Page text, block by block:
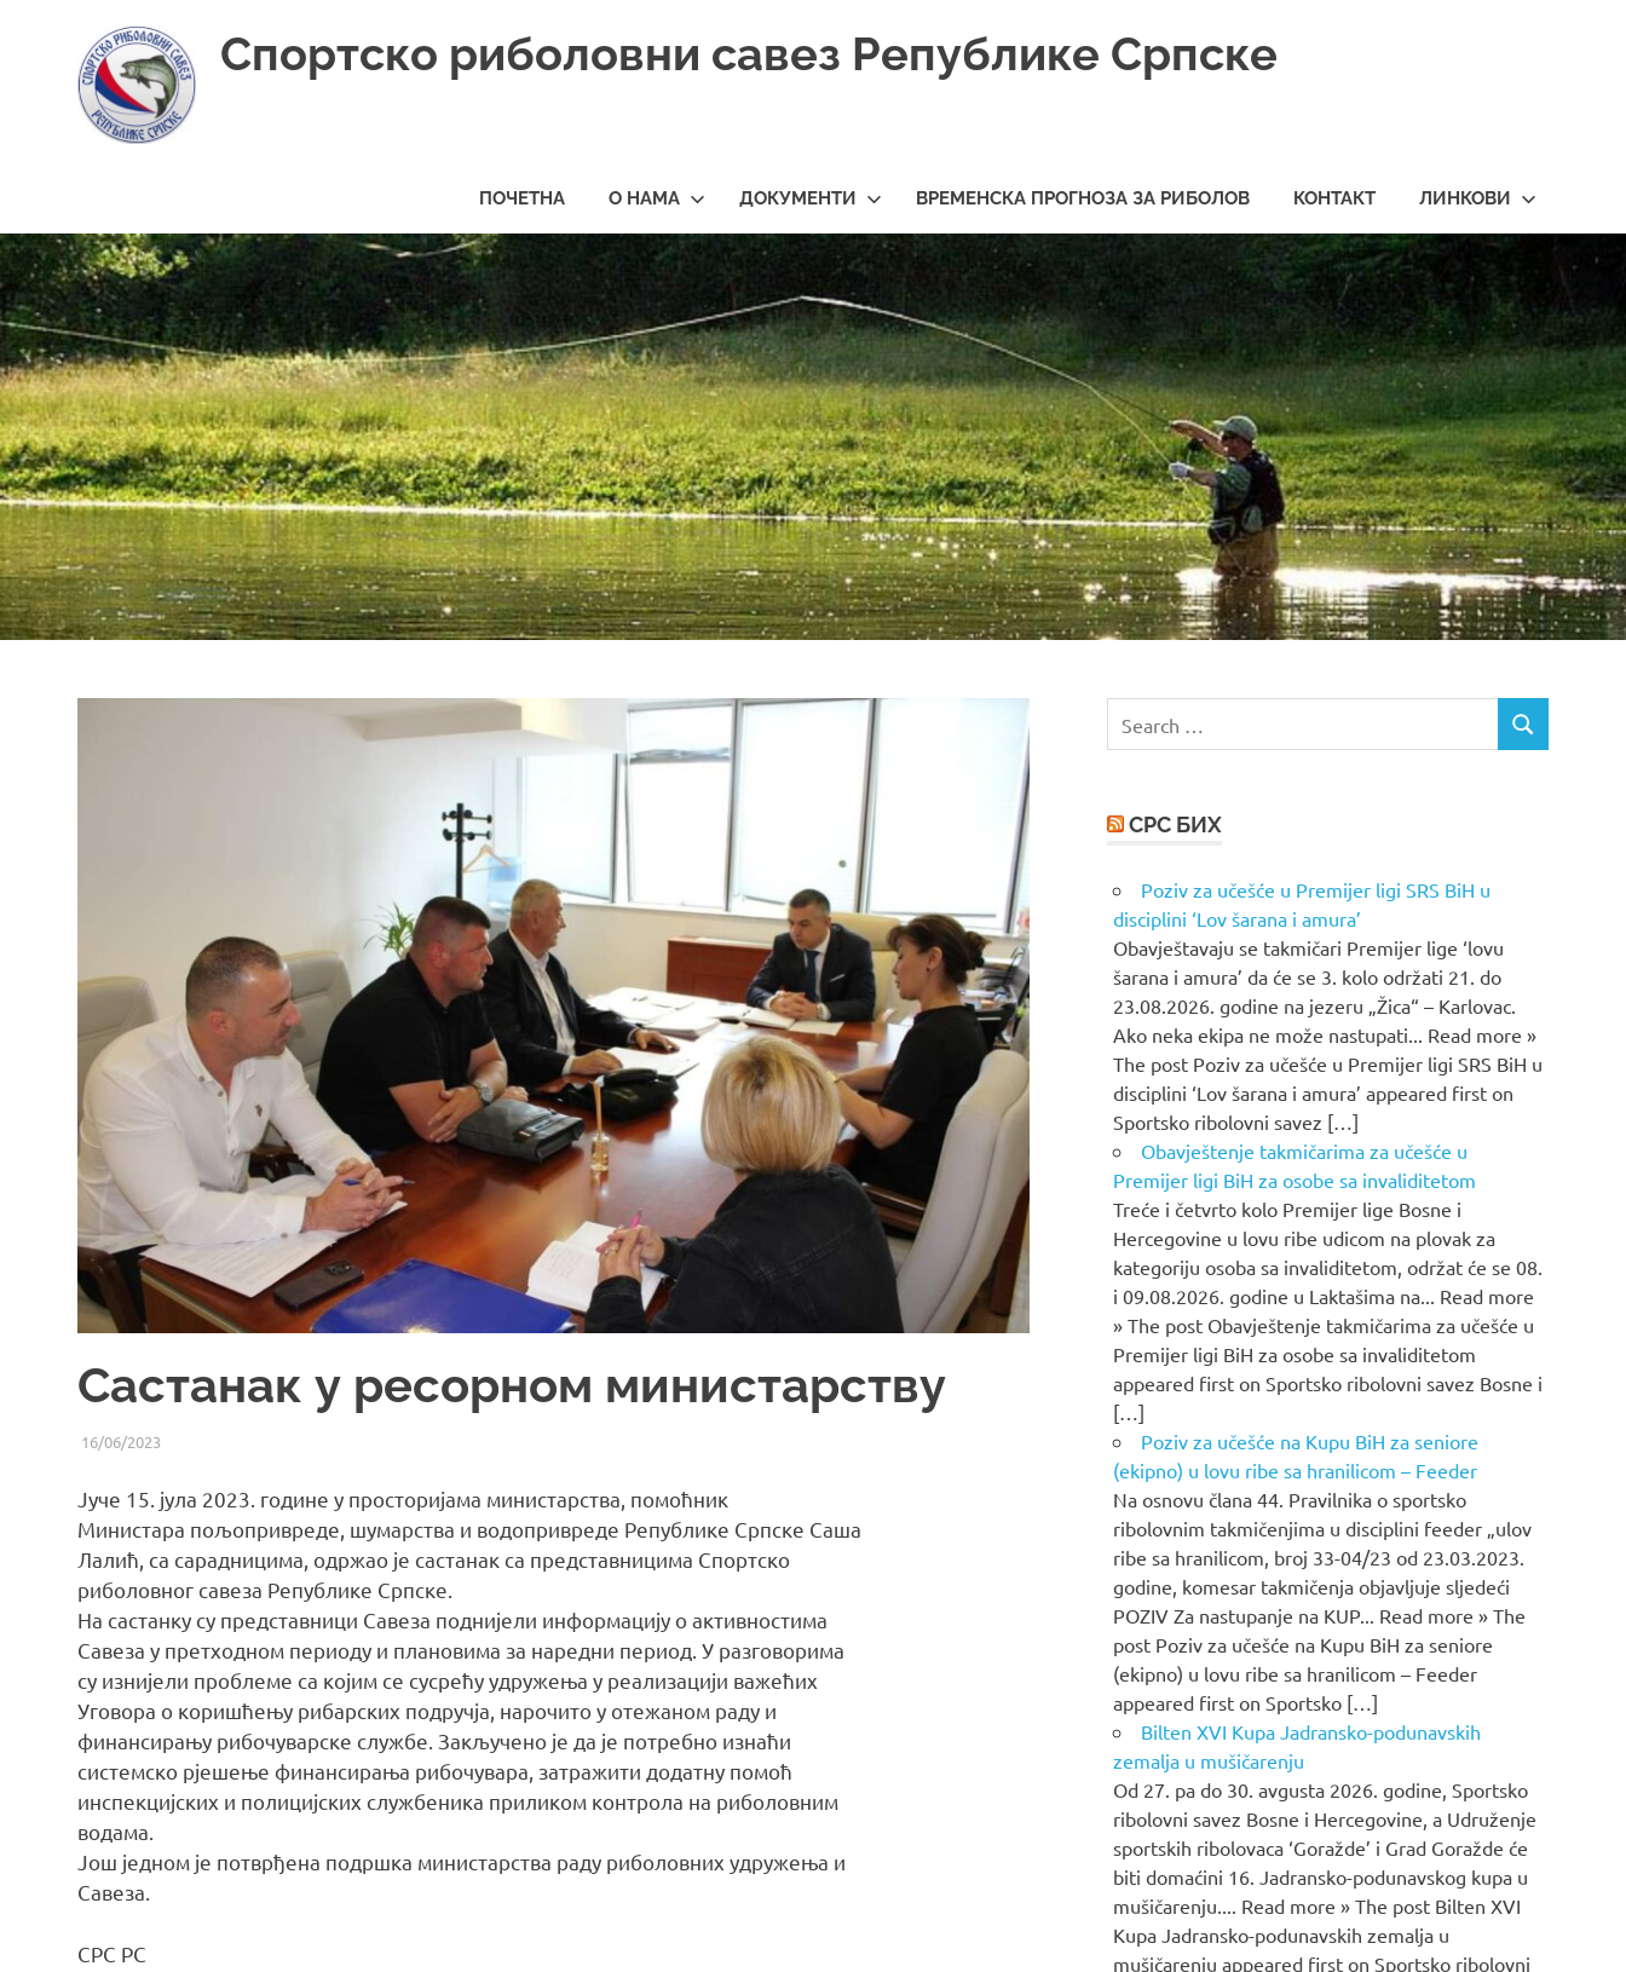
Спортско риболовни савез Републике Српске
ПОЧЕТНА О НАМА ДОКУМЕНТИ ВРЕМЕНСКА ПРОГНОЗА ЗА РИБОЛОВ КОНТАКТ ЛИНКОВИ
Састанак у ресорном министарству
16/06/2023UREDNIK
ВИЈЕСТИ ИЗ СРС РС
Јуче 15. јулa 2023. године у просторијама министарства, помоћник
Министара пољопривреде, шумарства и водопривреде Републике Српске Саша
Лалић, са сарадницима, одржао је састанак са представницима Спортско
риболовног савеза Републике Српске.
На састанку су представници Савеза поднијели информацију о активностима
Савеза у претходном периоду и плановима за наредни период. У разговорима
су изнијели проблеме са којим се сусрећу удружења у реализацији важећих
Уговора о коришћењу рибарских подручја, нарочито у отежаном раду и
финансирању рибочуварске службе. Закључено је да је потребно изнаћи
системско рјешење финансирања рибочувара, затражити додатну помоћ
инспекцијских и полицијских службеника приликом контрола на риболовним
водама.
Још једном је потврђена подршка министарства раду риболовних удружења и
Савеза.
СРС РС
for:
SEARCH
СРС БИХ
Poziv za učešće u Premijer ligi SRS BiH u
disciplini ‘Lov šarana i amura’
Obavještavaju se takmičari Premijer lige ‘lovu
šarana i amura’ da će se 3. kolo održati 21. do
23.08.2026. godine na jezeru „Žica“ – Karlovac.
Ako neka ekipa ne može nastupati... Read more »
The post Poziv za učešće u Premijer ligi SRS BiH u
disciplini ‘Lov šarana i amura’ appeared first on
Sportsko ribolovni savez […]
Obavještenje takmičarima za učešće u
Premijer ligi BiH za osobe sa invaliditetom
Treće i četvrto kolo Premijer lige Bosne i
Hercegovine u lovu ribe udicom na plovak za
kategoriju osoba sa invaliditetom, održat će se 08.
i 09.08.2026. godine u Laktašima na... Read more
» The post Obavještenje takmičarima za učešće u
Premijer ligi BiH za osobe sa invaliditetom
appeared first on Sportsko ribolovni savez Bosne i
[…]
Poziv za učešće na Kupu BiH za seniore
(ekipno) u lovu ribe sa hranilicom – Feeder
Na osnovu člana 44. Pravilnika o sportsko
ribolovnim takmičenjima u disciplini feeder „ulov
ribe sa hranilicom, broj 33-04/23 od 23.03.2023.
godine, komesar takmičenja objavljuje sljedeći
POZIV Za nastupanje na KUP... Read more » The
post Poziv za učešće na Kupu BiH za seniore
(ekipno) u lovu ribe sa hranilicom – Feeder
appeared first on Sportsko […]
Bilten XVI Kupa Jadransko-podunavskih
zemalja u mušičarenju
Od 27. pa do 30. avgusta 2026. godine, Sportsko
ribolovni savez Bosne i Hercegovine, a Udruženje
sportskih ribolovaca ‘Goražde’ i Grad Goražde će
biti domaćini 16. Jadransko-podunavskog kupa u
mušičarenju.... Read more » The post Bilten XVI
Kupa Jadransko-podunavskih zemalja u
mušičarenju appeared first on Sportsko ribolovni